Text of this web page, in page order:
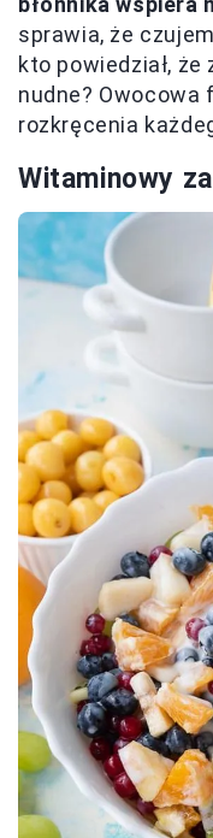
sprawia, że
kto powiedział,
nudne?
rozkręcenia
Witaminowy